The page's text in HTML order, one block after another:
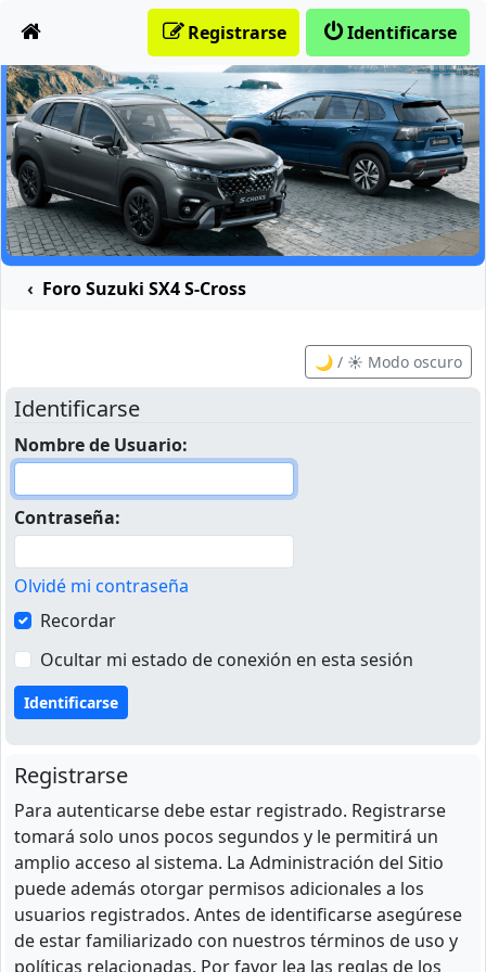
Identificarse
Registrarse
Foro Suzuki SX4 S-Cross
🌙 / ☀️ Modo oscuro
Identificarse
Nombre de Usuario:
Contraseña:
Olvidé mi contraseña
Recordar
Ocultar mi estado de conexión en esta sesión
Registrarse
Para autenticarse debe estar registrado. Registrarse
tomará solo unos pocos segundos y le permitirá un
amplio acceso al sistema. La Administración del Sitio
puede además otorgar permisos adicionales a los
usuarios registrados. Antes de identificarse asegúrese
de estar familiarizado con nuestros términos de uso y
políticas relacionadas. Por favor lea las reglas de los